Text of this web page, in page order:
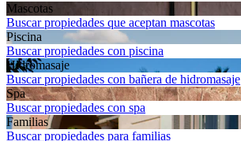
Mascotas
Buscar propiedades que aceptan mascotas
Piscina
Buscar propiedades con piscina
Hidromasaje
Buscar propiedades con bañera de hidromasaje
Spa
Buscar propiedades con spa
Familias
Buscar propiedades para familias